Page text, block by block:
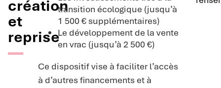
création
et
reprise
transition écologique (jusqu’à
1 500 € supplémentaires)
Le développement de la vente
en vrac (jusqu’à 2 500 €)
Ce dispositif vise à faciliter l’accès
à d’autres financements et à